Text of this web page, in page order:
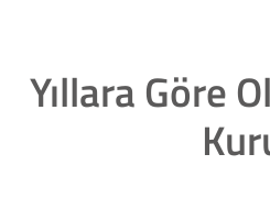
Yıllara Göre